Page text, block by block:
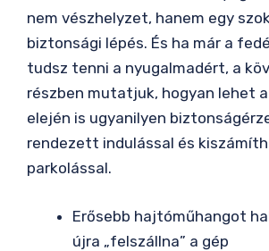
nem vészhelyzet, hanem egy
biztonsági lépés. És ha már a
tudsz tenni a nyugalmadért, a
részben mutatjuk, hogyan lehet
elején is ugyanilyen
rendezett indulással és
parkolással.
Erősebb hajtóműhangot
újra „felszállna” a gép